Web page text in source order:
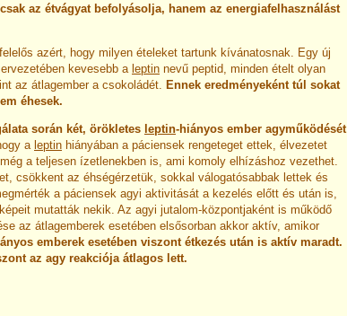
az étvágyat befolyásolja, hanem az energiafelhasználást
azért, hogy milyen ételeket tartunk kívánatosnak. Egy új
kevesebb a leptin nevű peptid, minden ételt olyan
az átlagember a csokoládét. Ennek eredményeként túl sokat
éhesek.
során két, örökletes leptin-hiányos ember agyműködését
a leptin hiányában a páciensek rengeteget ettek, élvezetet
a teljesen ízetlenekben is, ami komoly elhízáshoz vezethet.
csökkent az éhségérzetük, sokkal válogatósabbak lettek és
a páciensek agyi aktivitását a kezelés előtt és után is,
mutatták nekik. Az agyi jutalom-központjaként is működő
az átlagemberek esetében elsősorban akkor aktív, amikor
emberek esetében viszont étkezés után is aktív maradt.
az agy reakciója átlagos lett.